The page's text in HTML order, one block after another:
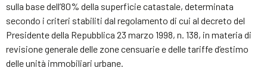
sulla base dell’80% della superficie catastale, determinata
secondo i criteri stabiliti dal regolamento di cui al decreto del
Presidente della Repubblica 23 marzo 1998, n. 138, in materia di
revisione generale delle zone censuarie e delle tariffe d’estimo
delle unità immobiliari urbane.